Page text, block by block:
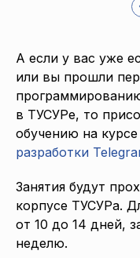
А если у вас уже
или вы прошли
в ТУСУРе, то
обучению на курсе
разработки
Занятия будут
корпусе ТУСУРа.
от 10 до 14 дней,
неделю.